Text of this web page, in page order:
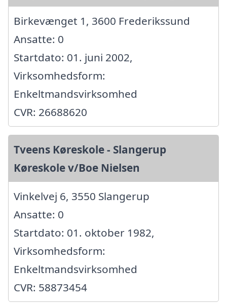
Birkevænget 1, 3600 Frederikssund
Ansatte: 0
Startdato: 01. juni 2002,
Virksomhedsform:
Enkeltmandsvirksomhed
CVR: 26688620
Tveens Køreskole - Slangerup
Køreskole v/Boe Nielsen
Vinkelvej 6, 3550 Slangerup
Ansatte: 0
Startdato: 01. oktober 1982,
Virksomhedsform:
Enkeltmandsvirksomhed
CVR: 58873454